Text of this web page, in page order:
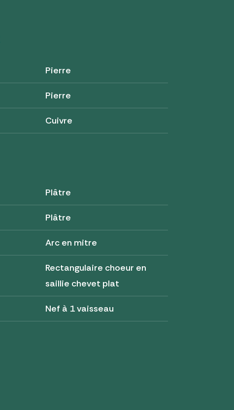
Pierre
Pierre
Cuivre
Plâtre
Plâtre
Arc en mitre
Rectangulaire choeur en
saillie chevet plat
Nef à 1 vaisseau